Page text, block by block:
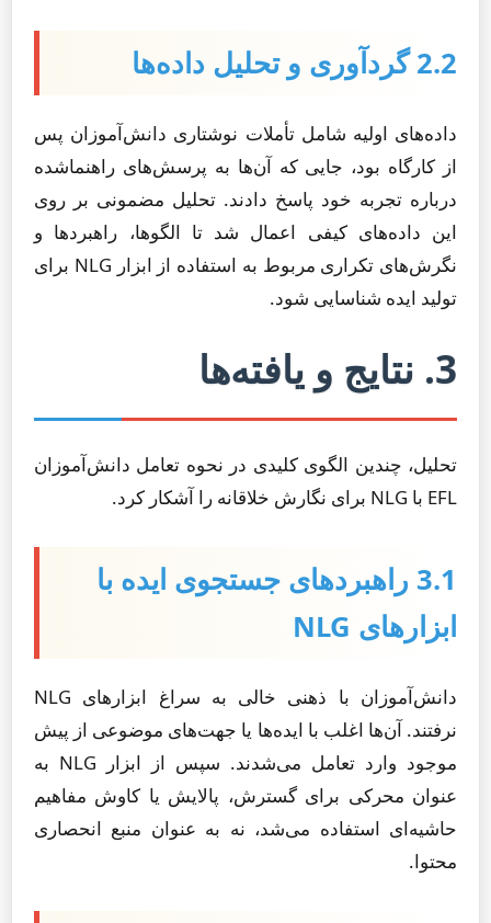
2.2 گردآوری و تحلیل داده‌ها
داده‌های اولیه شامل تأملات نوشتاری دانش‌آموزان پس
از کارگاه بود، جایی که آن‌ها به پرسش‌های راهنماشده
درباره تجربه خود پاسخ دادند. تحلیل مضمونی بر روی
این داده‌های کیفی اعمال شد تا الگوها، راهبردها و
نگرش‌های تکراری مربوط به استفاده از ابزار NLG برای
تولید ایده شناسایی شود.
3. نتایج و یافته‌ها
تحلیل، چندین الگوی کلیدی در نحوه تعامل دانش‌آموزان
EFL با NLG برای نگارش خلاقانه را آشکار کرد.
3.1 راهبردهای جستجوی ایده با
ابزارهای NLG
دانش‌آموزان با ذهنی خالی به سراغ ابزارهای NLG
نرفتند. آن‌ها اغلب با ایده‌ها یا جهت‌های موضوعی از پیش
موجود وارد تعامل می‌شدند. سپس از ابزار NLG به
عنوان محرکی برای گسترش، پالایش یا کاوش مفاهیم
حاشیه‌ای استفاده می‌شد، نه به عنوان منبع انحصاری
محتوا.